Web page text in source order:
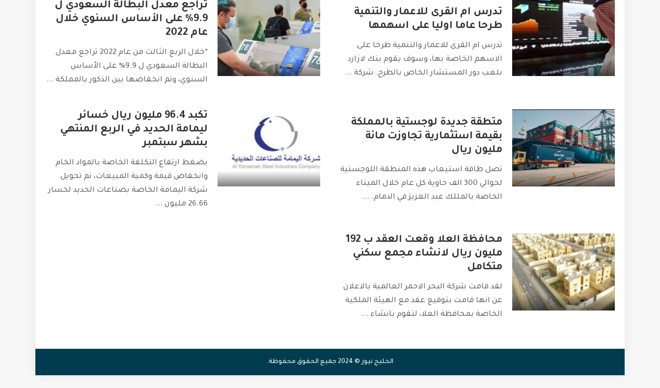
تدرس ام القرى للاعمار والتنمية
طرحا عاما اوليا على اسهمها
تدرس ام القرى للاعمار والتنمية طرحا على
الاسهم الخاصة بها، وسوف يقوم بنك لازارد
بلعب دور المستشار الخاص بالطرح. شركة ...
تراجع معدل البطالة السعودي ل
9.9% على الأساس السنوي خلال
عام 2022
*خلال الربع الثالث من عام 2022 تراجع معدل
البطالة السعودي ل 9.9% على الأساس
السنوي، وتم انخفاضها بين الذكور بالمملكة ...
متطقة جديدة لوجستية بالمملكة
بقيمة استثمارية تجاوزت مائة
مليون ريال
تصل طاقة استيعاب هذه المنطقة اللوجستية
لحوالي 300 الف حاوية كل عام خلال الميناء
الخاصة بالمللك عبد العزيز في الدمام. ...
تكبد 96.4 مليون ريال خسائر
ليمامة الحديد في الربع المنتهي
بشهر سبتمبر
بضغط ارتفاع التكلفة الخاصة بالمواد الخام
وانخفاض قيمة وكمية المبيعات، تم تحويل
شركة اليمامة الخاصة بصناعات الحديد لخسار
26.66 مليون
...
محافظة العلا وقعت العقد ب 192
مليون ريال لانشاء مجمع سكني
متكامل
لقد قامت شركة البحر الاحمر العالمية بالاعلان
عن انها قامت بتوقيع عقد مع الهيئة الملكية
الخاصة بمحافظة العلا، لتقوم بانشاء ...
الخليج نيوز © 2024 جميع الحقوق محفوظة.